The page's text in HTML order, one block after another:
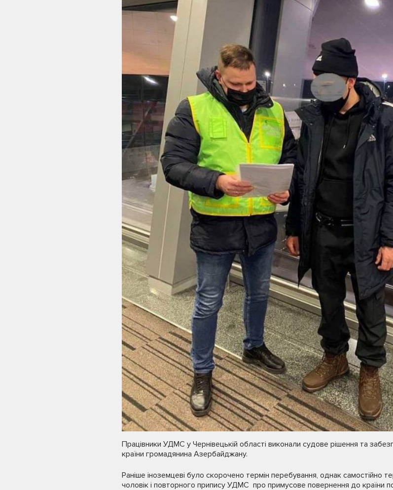
Працівники УДМС у Чернівецькій області виконали судове рішення та
країни громадянина Азербайджану.
Раніше іноземцеві було скорочено термін перебування, однак самостійно
чоловік і повторного припису УДМС про примусове повернення до країни